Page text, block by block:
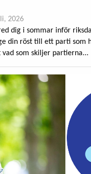
2026
dig i sommar inför
din röst till ett parti som
som skiljer partierna...